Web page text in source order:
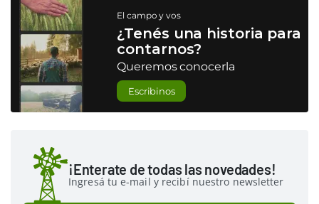
El campo y vos
¿Tenés una historia para
contarnos?
Queremos conocerla
Escribinos
¡Enterate de todas las novedades!
Ingresá tu e-mail y recibí nuestro newsletter